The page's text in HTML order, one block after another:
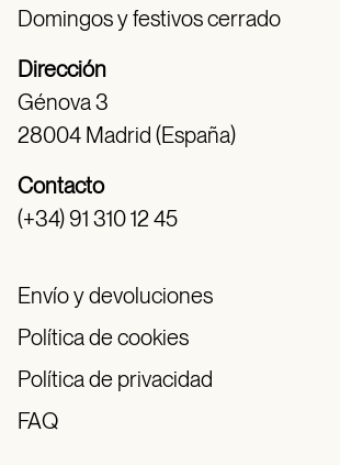
Domingos y festivos cerrado
Dirección
Génova 3
28004 Madrid (España)
Contacto
(+34) 91 310 12 45
Envío y devoluciones
Política de cookies
Política de privacidad
FAQ